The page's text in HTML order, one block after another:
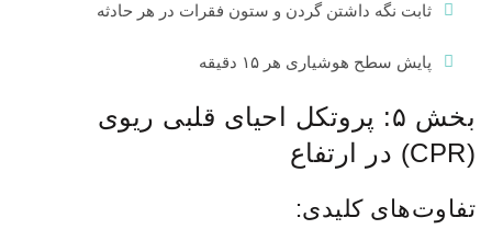
ثابت نگه داشتن گردن و ستون فقرات در هر حادثه
پایش سطح هوشیاری هر ۱۵ دقیقه
بخش ۵: پروتکل احیای قلبی ریوی
(CPR) در ارتفاع
تفاوت‌های کلیدی: